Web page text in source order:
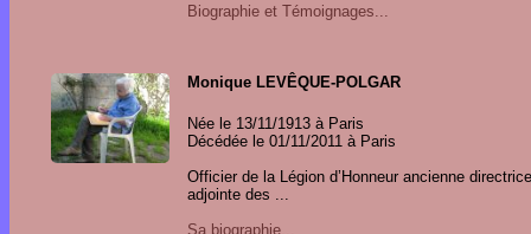
Biographie et Témoignages...
Monique LEVÊQUE-POLGAR
Née le 13/11/1913 à Paris
Décédée le 01/11/2011 à Paris
Officier de la Légion d’Honneur ancienne
adjointe des ...
Sa biographie...